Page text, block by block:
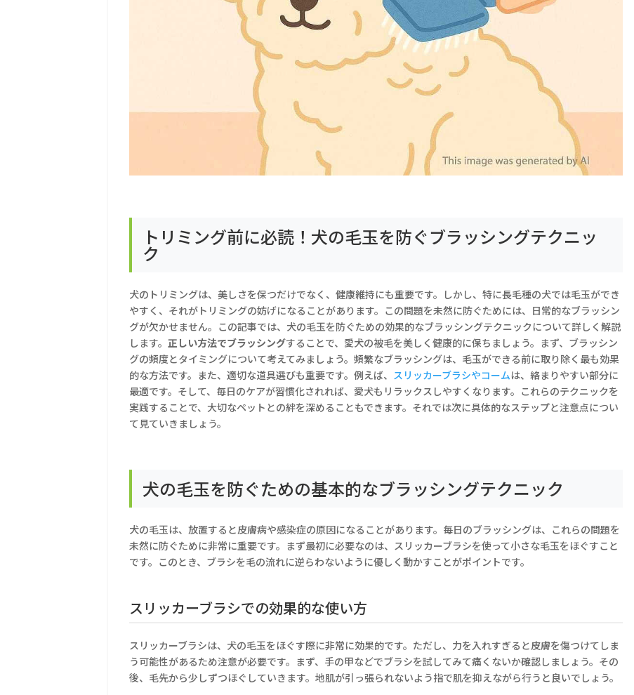
トリミング前に必読！犬の毛玉を防ぐブラッシングテクニッ
ク
犬のトリミングは、美しさを保つだけでなく、健康維持にも重要です。しかし、特に長毛種の犬では毛玉ができ
やすく、それがトリミングの妨げになることがあります。この問題を未然に防ぐためには、日常的なブラッシン
グが欠かせません。この記事では、犬の毛玉を防ぐための効果的なブラッシングテクニックについて詳しく解説
します。正しい方法でブラッシングすることで、愛犬の被毛を美しく健康的に保ちましょう。まず、ブラッシン
グの頻度とタイミングについて考えてみましょう。頻繁なブラッシングは、毛玉ができる前に取り除く最も効果
的な方法です。また、適切な道具選びも重要です。例えば、 スリッカーブラシやコームは、絡まりやすい部分に
最適です。そして、毎日のケアが習慣化されれば、愛犬もリラックスしやすくなります。これらのテクニックを
実践することで、大切なペットとの絆を深めることもできます。それでは次に具体的なステップと注意点につい
て見ていきましょう。
犬の毛玉を防ぐための基本的なブラッシングテクニック
犬の毛玉は、放置すると皮膚病や感染症の原因になることがあります。毎日のブラッシングは、これらの問題を
未然に防ぐために非常に重要です。まず最初に必要なのは、スリッカーブラシを使って小さな毛玉をほぐすこと
です。このとき、ブラシを毛の流れに逆らわないように優しく動かすことがポイントです。
スリッカーブラシでの効果的な使い方
スリッカーブラシは、犬の毛玉をほぐす際に非常に効果的です。ただし、力を入れすぎると皮膚を傷つけてしま
う可能性があるため注意が必要です。まず、手の甲などでブラシを試してみて痛くないか確認しましょう。その
後、毛先から少しずつほぐしていきます。地肌が引っ張られないよう指で肌を抑えながら行うと良いでしょう。